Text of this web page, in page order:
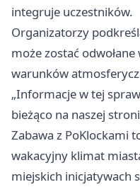
integruje uczestników.
Organizatorzy
może zostać
warunków
„Informacje w tej
bieżąco na naszej
Zabawa z PoKlockami
wakacyjny klimat
miejskich inicjatywach